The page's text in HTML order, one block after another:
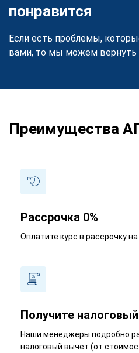
понравится
Если есть проблемы,
вами, то мы можем вернуть
Преимущества
Рассрочка 0%
Оплатите курс в рассрочку
Получите
Наши менеджеры подробно
налоговый вычет (от